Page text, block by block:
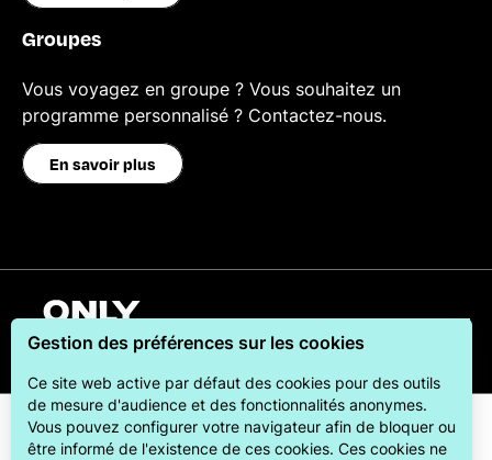
Groupes
Vous voyagez en groupe ? Vous souhaitez un
programme personnalisé ? Contactez-nous.
En savoir plus
Français
Gestion des préférences sur les cookies
Ce site web active par défaut des cookies pour des outils
de mesure d'audience et des fonctionnalités anonymes.
Vous pouvez configurer votre navigateur afin de bloquer ou
être informé de l'existence de ces cookies. Ces cookies ne